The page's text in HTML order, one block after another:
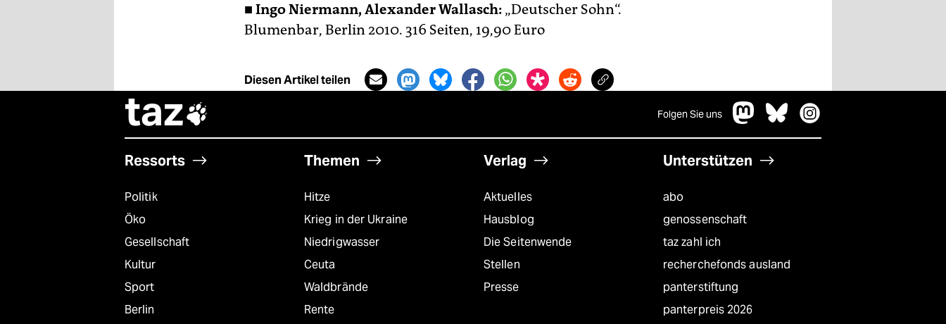
■ Ingo Niermann, Alexander Wallasch: „Deutscher Sohn“.
Blumenbar, Berlin 2010. 316 Seiten, 19,90 Euro
Diesen Artikel teilen
taz Folgen Sie uns
Ressorts
Politik
Öko
Gesellschaft
Kultur
Sport
Berlin
Themen
Hitze
Krieg in der Ukraine
Niedrigwasser
Ceuta
Waldbrände
Rente
Verlag
Aktuelles
Hausblog
Die Seitenwende
Stellen
Presse
Unterstützen
abo
genossenschaft
taz zahl ich
recherchefonds ausland
panterstiftung
panterpreis 2026